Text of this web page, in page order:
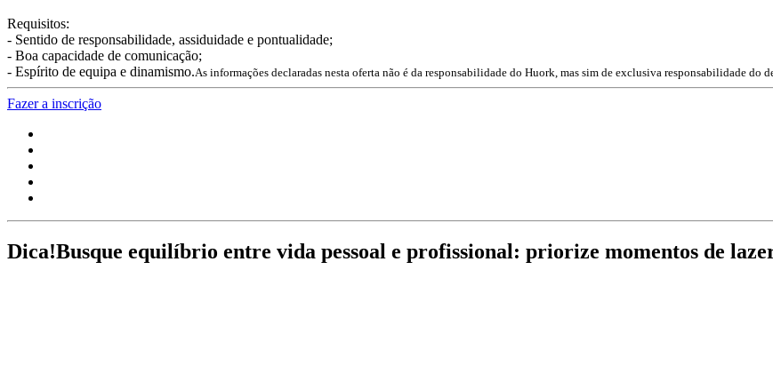
Requisitos:
- Sentido de responsabilidade, assiduidade e pontualidade;
- Boa capacidade de comunicação;
- Espírito de equipa e dinamismo.As informações declaradas nesta oferta não é da responsabilidade do Huork, mas sim de exclusiva responsabilidade do
Fazer a inscrição
Dica!Busque equilíbrio entre vida pessoal e profissional: priorize momentos de